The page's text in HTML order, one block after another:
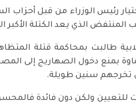
رئيس الوزراء من قبل
الذي يعد الكتلة الأكبر
طالبت بمحاكمة قتلة
بمنع دخول الصهاريج إلى
تخرجهم سنين طويلة.
ولكن دون فائدة